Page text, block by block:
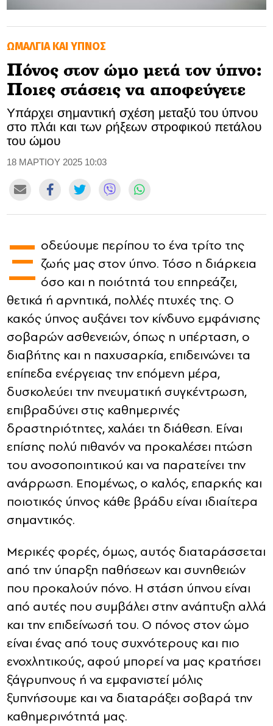
SOOZIE’S FRIENDS
CULTURE
TASTELAND
TECH
HEALTH
MEDIALAND
DRIVE
SPORTS
DIA Y NOCHE
CONTACT
ADVERTISE
ΩΜΑΛΓΙΑ ΚΑΙ ΎΠΝΟΣ
Πόνος στον ώμο μετά τον ύπνο:
Ποιες στάσεις να αποφεύγετε
Υπάρχει σημαντική σχέση μεταξύ του ύπνου
στο πλάι και των ρήξεων στροφικού πετάλου
του ώμου
18 ΜΑΡΤΙΟΥ 2025 10:03
Ξ οδεύουμε περίπου το ένα τρίτο της
ζωής μας στον ύπνο. Τόσο η διάρκεια
όσο και η ποιότητά του επηρεάζει,
θετικά ή αρνητικά, πολλές πτυχές της. Ο
κακός ύπνος αυξάνει τον κίνδυνο εμφάνισης
σοβαρών ασθενειών, όπως η υπέρταση, ο
διαβήτης και η παχυσαρκία, επιδεινώνει τα
επίπεδα ενέργειας την επόμενη μέρα,
δυσκολεύει την πνευματική συγκέντρωση,
επιβραδύνει στις καθημερινές
δραστηριότητες, χαλάει τη διάθεση. Είναι
επίσης πολύ πιθανόν να προκαλέσει πτώση
του ανοσοποιητικού και να παρατείνει την
ανάρρωση. Επομένως, ο καλός, επαρκής και
ποιοτικός ύπνος κάθε βράδυ είναι ιδιαίτερα
σημαντικός.
Μερικές φορές, όμως, αυτός διαταράσσεται
από την ύπαρξη παθήσεων και συνηθειών
που προκαλούν πόνο. Η στάση ύπνου είναι
από αυτές που συμβάλει στην ανάπτυξη αλλά
και την επιδείνωσή του. Ο πόνος στον ώμο
είναι ένας από τους συχνότερους και πιο
ενοχλητικούς, αφού μπορεί να μας κρατήσει
ξάγρυπνους ή να εμφανιστεί μόλις
ξυπνήσουμε και να διαταράξει σοβαρά την
καθημερινότητά μας.